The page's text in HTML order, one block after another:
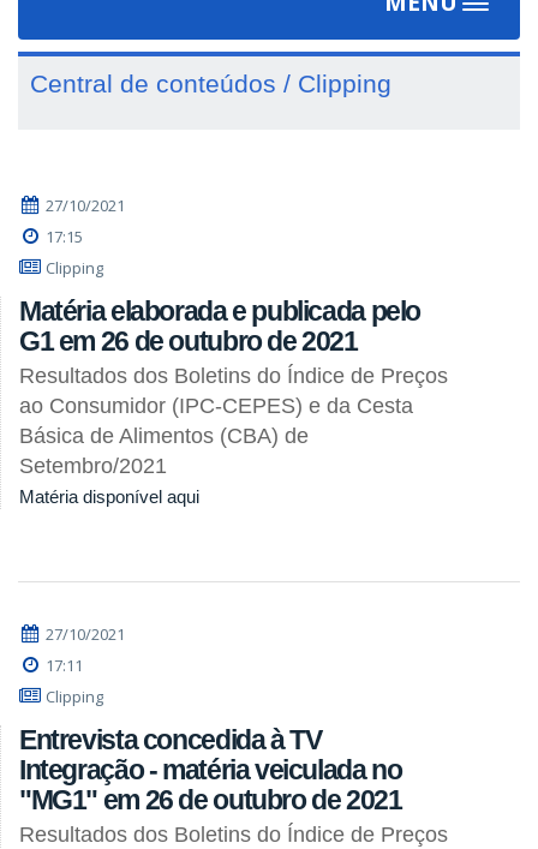
Toggle
Central de conteúdos / Clipping
27/10/2021
17:15
Clipping
Matéria elaborada e publicada pelo
G1 em 26 de outubro de 2021
Resultados dos Boletins do Índice de Preços
ao Consumidor (IPC-CEPES) e da Cesta
Básica de Alimentos (CBA) de
Setembro/2021
Matéria disponível aqui
27/10/2021
17:11
Clipping
Entrevista concedida à TV
Integração - matéria veiculada no
"MG1" em 26 de outubro de 2021
Resultados dos Boletins do Índice de Preços